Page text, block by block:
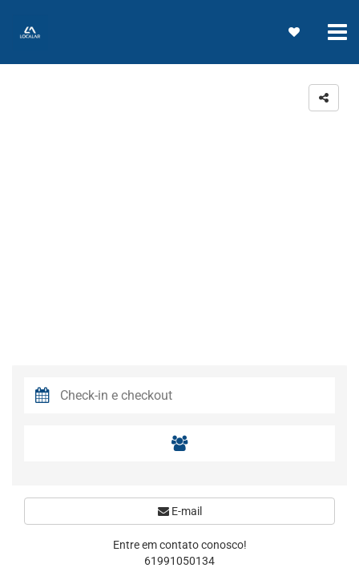
E-mail
Entre em contato conosco!
61991050134